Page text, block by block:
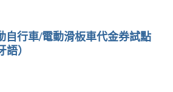
自行車/電動滑板車代金券試點
）